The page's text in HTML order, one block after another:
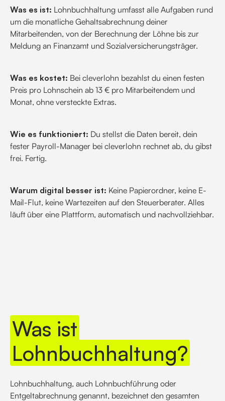
Was es ist: Lohnbuchhaltung umfasst alle Aufgaben rund
um die monatliche Gehaltsabrechnung deiner
Mitarbeitenden, von der Berechnung der Löhne bis zur
Meldung an Finanzamt und Sozialversicherungsträger.
Was es kostet: Bei cleverlohn bezahlst du einen festen
Preis pro Lohnschein ab 13 € pro Mitarbeitendem und
Monat, ohne versteckte Extras.
Wie es funktioniert: Du stellst die Daten bereit, dein
fester Payroll-Manager bei cleverlohn rechnet ab, du gibst
frei. Fertig.
Warum digital besser ist: Keine Papierordner, keine E-
Mail-Flut, keine Wartezeiten auf den Steuerberater. Alles
läuft über eine Plattform, automatisch und nachvollziehbar.
Was ist
Lohnbuchhaltung?
Lohnbuchhaltung, auch Lohnbuchführung oder
Entgeltabrechnung genannt, bezeichnet den gesamten